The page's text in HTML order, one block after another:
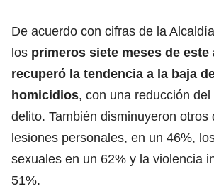
De acuerdo con cifras de la
los primeros siete meses de este
recuperó la tendencia a la baja
homicidios, con una reducción
delito. También disminuyeron otros
lesiones personales, en un 46%,
sexuales en un 62% y la violencia
51%.